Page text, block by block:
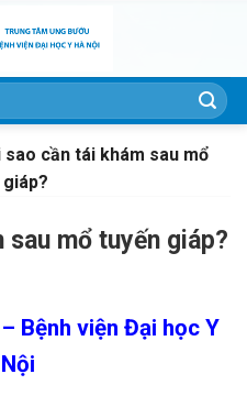
sao cần tái khám sau mổ
mổ tuyến giáp?
Bệnh viện Đại học Y